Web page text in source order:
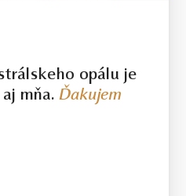
opálu je
aj mňa.Ďakujem